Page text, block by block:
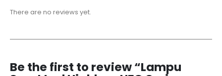
There are no reviews yet.
Be the first to review “Lampu